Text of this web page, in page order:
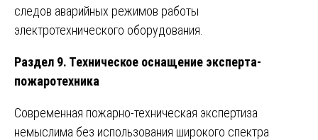
следов аварийных режимов работы
электротехнического оборудования.
Раздел 9. Техническое оснащение эксперта-
пожаротехника
Современная пожарно-техническая экспертиза
немыслима без использования широкого спектра